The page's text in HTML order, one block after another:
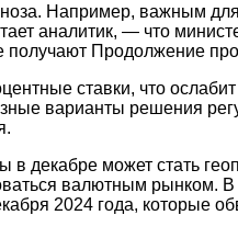
Например, важным
аналитик, — что
Продолжение
ставки, что
варианты решения
декабре может стать
валютным
2024 года, которые